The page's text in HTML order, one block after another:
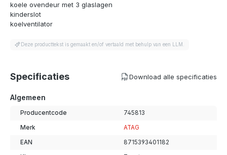
koele ovendeur met 3 glaslagen
kinderslot
koelventilator
Deze producttekst is gemaakt en/of vertaald met behulp van een LLM.
Specificaties Download alle specificaties
Algemeen
Producentcode 745813
Merk ATAG
EAN 8715393401182